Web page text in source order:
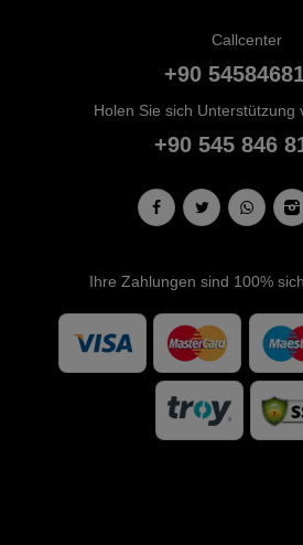
Callcenter
+90
Holen Sie sich Unterstützung
+90 545 846
Ihre Zahlungen sind 100%